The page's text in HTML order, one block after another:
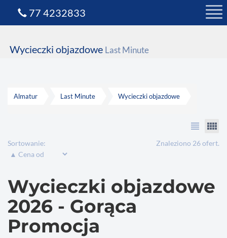
Wycieczki objazdowe Last Minute
Almatur Last Minute Wycieczki objazdowe
view_headline view_comfy
Sortowanie: Znaleziono 26 ofert.
Wycieczki objazdowe
2026 - Gorąca
Promocja
77 4232833